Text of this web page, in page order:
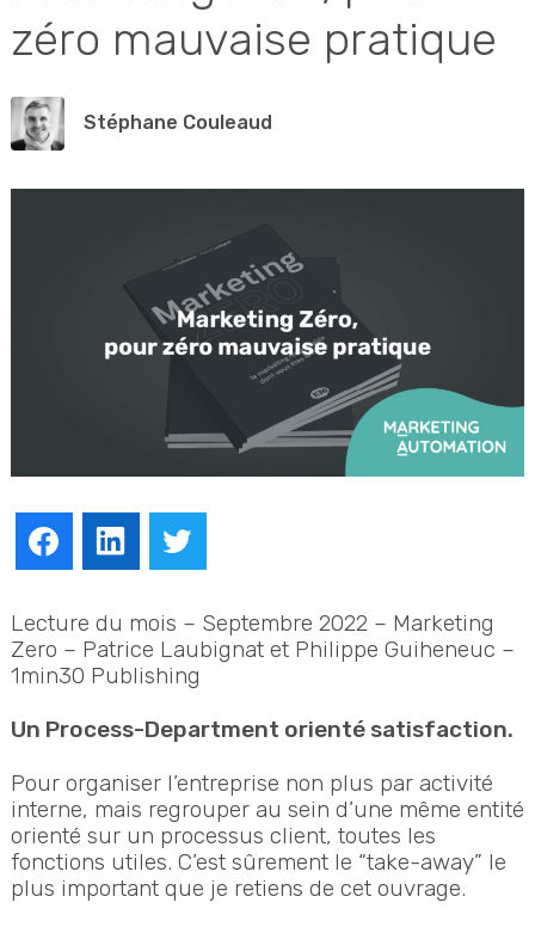
zéro mauvaise pratique
Stéphane Couleaud
FacebookLinkedIn
Lecture du mois – Septembre 2022 – Marketing
Zero – Patrice Laubignat et Philippe Guiheneuc –
1min30 Publishing
Un Process-Department orienté satisfaction.
Pour organiser l’entreprise non plus par activité
interne, mais regrouper au sein d’une même entité
orienté sur un processus client, toutes les
fonctions utiles. C’est sûrement le “take-away” le
plus important que je retiens de cet ouvrage.